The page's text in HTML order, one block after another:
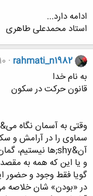
ادامه دارد...
استاد محمدعلی طاهری
rahmati_n1982
به نام خدا
قانون حرکت در سکون